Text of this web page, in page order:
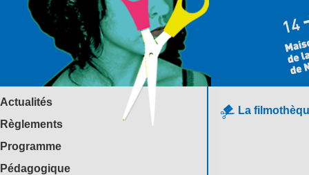
Actualités
Règlements
Programme
Pédagogique
La